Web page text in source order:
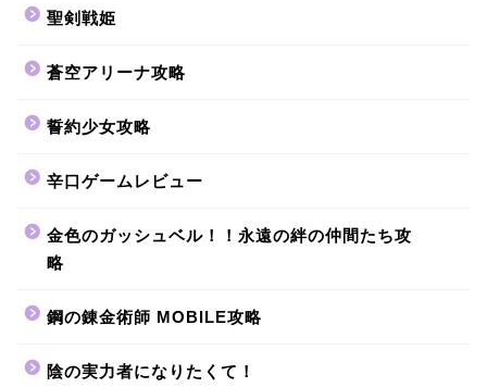
聖剣戦姫
蒼空アリーナ攻略
誓約少女攻略
辛口ゲームレビュー
金色のガッシュベル！！永遠の絆の仲間たち攻
略
鋼の錬金術師 MOBILE攻略
陰の実力者になりたくて！